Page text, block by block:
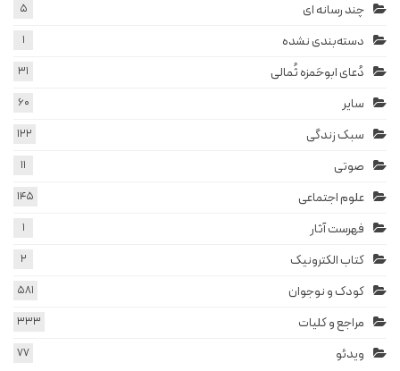
چند رسانه ای 5
دسته‌بندی نشده 1
دُعای ابوحَمزه ثُمالی 31
سایر 60
سبک زندگی 122
صوتی 11
علوم اجتماعی 145
فهرست آثار 1
کتاب الکترونیک 2
کودک و نوجوان 581
مراجع و کلیات 333
ویدئو 77